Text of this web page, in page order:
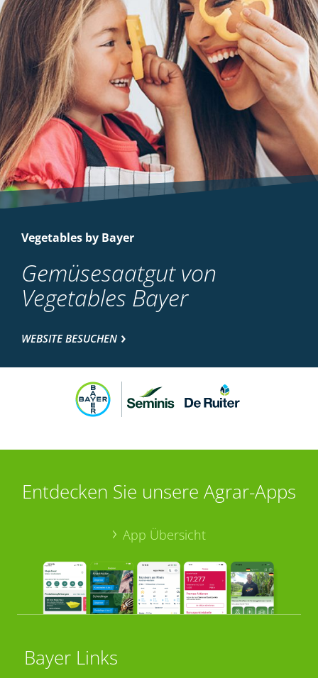
Vegetables by Bayer
Gemüsesaatgut von
Vegetables Bayer
WEBSITE BESUCHEN
Entdecken Sie unsere Agrar-Apps
App Übersicht
Bayer Links